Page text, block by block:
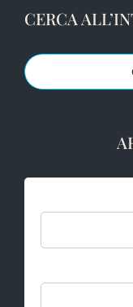
CERCA
Cerca
per: